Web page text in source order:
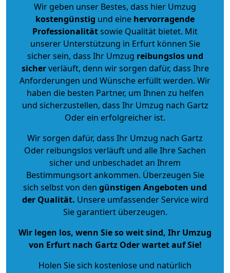
Wir geben unser Bestes, dass hier Umzug
kostengünstig und eine hervorragende
Professionalitätsowie Qualität bietet. Mit
unserer Unterstützung in Erfurt können Sie
sicher sein, dass Ihr Umzug reibungslos und
sicherverläuft, denn wir sorgen dafür, dass Ihre
Anforderungen und Wünsche erfüllt werden. Wir
haben die besten Partner, um Ihnen zu helfen
und sicherzustellen, dass Ihr Umzug nach Gartz
Oder ein erfolgreicher ist.
Wir sorgen dafür, dass Ihr Umzug nach Gartz
Oder reibungslos verläuft und alle Ihre Sachen
sicher und unbeschadet an Ihrem
Bestimmungsort ankommen. Überzeugen Sie
sich selbst von den günstigen Angeboten und
der Qualität. Unsere umfassender Service wird
Sie garantiert überzeugen.
Wir legen los, wenn Sie so weit sind, Ihr Umzug
von Erfurt nach Gartz Oder wartet auf Sie!
Holen Sie sich kostenlose und natürlich